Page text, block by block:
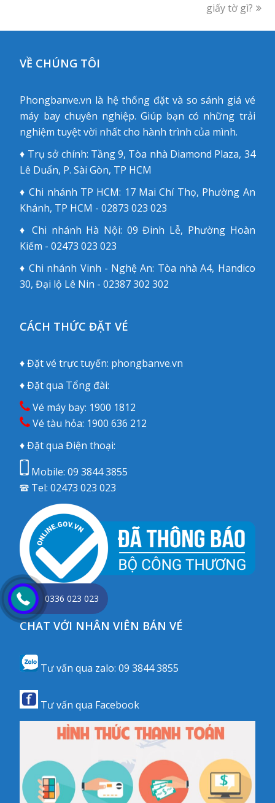
giấy tờ gì?
VỀ CHÚNG TÔI
Phongbanve.vn là hệ thống đặt và so sánh giá vé
máy bay chuyên nghiệp. Giúp bạn có những trải
nghiệm tuyệt vời nhất cho hành trình của mình.
♦ Trụ sở chính: Tầng 9, Tòa nhà Diamond Plaza, 34
Lê Duẩn, P. Sài Gòn, TP HCM
♦ Chi nhánh TP HCM: 17 Mai Chí Thọ, Phường An
Khánh, TP HCM - 02873 023 023
♦ Chi nhánh Hà Nội: 09 Đinh Lễ, Phường Hoàn
Kiếm - 02473 023 023
♦ Chi nhánh Vinh - Nghệ An: Tòa nhà A4, Handico
30, Đại lộ Lê Nin - 02387 302 302
CÁCH THỨC ĐẶT VÉ
♦ Đặt vé trực tuyến: phongbanve.vn
♦ Đặt qua Tổng đài:
Vé máy bay: 1900 1812
Vé tàu hỏa: 1900 636 212
♦ Đặt qua Điện thoại:
Mobile:09 3844 3855
Tel:02473 023 023
CHAT VỚI NHÂN VIÊN BÁN VÉ
Tư vấn qua zalo:09 3844 3855
Tư vấn qua Facebook
0336 023 023